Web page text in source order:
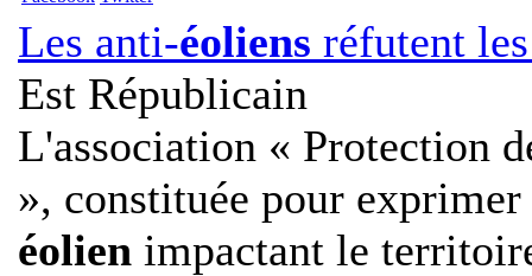
Les anti-éoliens réfutent
Est Républicain
L'association « Protection
», constituée pour
éolien impactant le